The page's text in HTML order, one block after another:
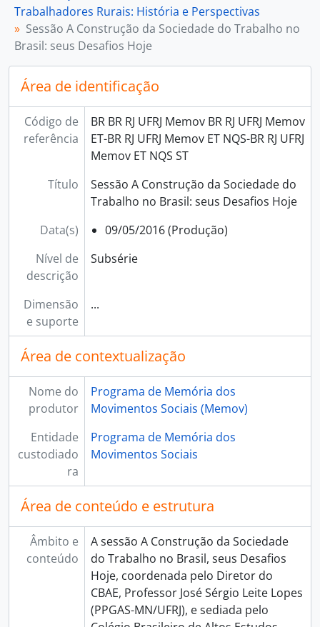
[Subsérie] Sessão Movimentos contra a Violência de Estado: Gênero, Território e Afeto como Política
[Série] Pensando Os 50 anos do Golpe Militar
Trabalhadores Rurais: História e Perspectivas
Sessão A Construção da Sociedade do Trabalho no
Brasil: seus Desafios Hoje
Área de identificação
Código de
referência
BR BR RJ UFRJ Memov BR RJ UFRJ Memov
ET-BR RJ UFRJ Memov ET NQS-BR RJ UFRJ
Memov ET NQS ST
Título
Sessão A Construção da Sociedade do
Trabalho no Brasil: seus Desafios Hoje
Data(s)
09/05/2016 (Produção)
Nível de
descrição
Subsérie
Dimensão
e suporte
...
Área de contextualização
Nome do
produtor
Programa de Memória dos
Movimentos Sociais (Memov)
Entidade
custodiado
ra
Programa de Memória dos
Movimentos Sociais
Área de conteúdo e estrutura
Âmbito e
conteúdo
A sessão A Construção da Sociedade
do Trabalho no Brasil, seus Desafios
Hoje, coordenada pelo Diretor do
CBAE, Professor José Sérgio Leite Lopes
(PPGAS-MN/UFRJ), e sediada pelo